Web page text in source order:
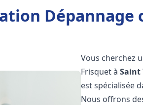
Vous cherchez
Frisquet àSaint
est spécialisée
Nous offrons